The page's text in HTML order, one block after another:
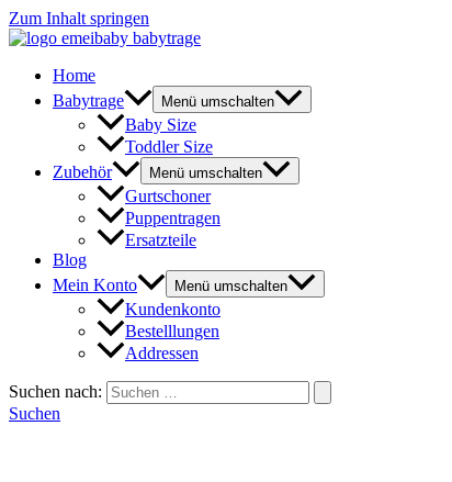
Zum Inhalt springen
Home
Babytrage
Menü umschalten
Baby Size
Toddler Size
Zubehör
Menü umschalten
Gurtschoner
Puppentragen
Ersatzteile
Blog
Mein Konto
Menü umschalten
Kundenkonto
Bestelllungen
Addressen
Suchen nach:
Suchen